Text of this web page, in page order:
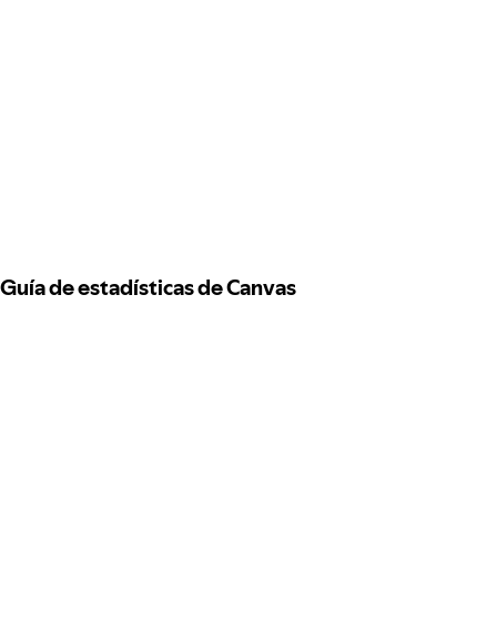
Guía de estadísticas de Canvas